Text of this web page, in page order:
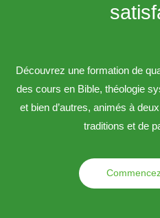
Découvrez une formation de
des cours en Bible, théologie
et bien d’autres, animés à
traditions et de